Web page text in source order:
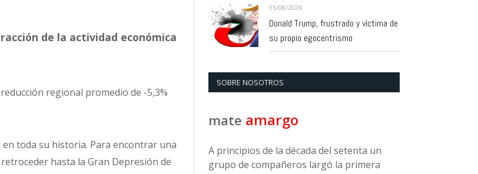
de la actividad económica
regional promedio de -5,3%
toda su historia. Para encontrar una
hasta la Gran Depresión de
05/08/2026
Donald Trump, frustrado y víctima de
su propio egocentrismo
SOBRE NOSOTROS
mate amargo
A principios de la década del setenta un
grupo de compañeros largó la primera